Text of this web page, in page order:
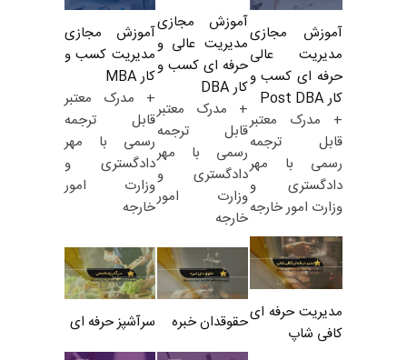
آموزش مجازی
مدیریت عالی
حرفه ای کسب و
کار Post DBA
+ مدرک معتبر
قابل ترجمه
رسمی با مهر
دادگستری و
وزارت امور خارجه
آموزش مجازی
مدیریت عالی و
حرفه ای کسب و
کار DBA
+ مدرک معتبر
قابل ترجمه
رسمی با مهر
دادگستری و
وزارت امور
خارجه
آموزش مجازی
مدیریت کسب و
کار MBA
+ مدرک معتبر
قابل ترجمه
رسمی با مهر
دادگستری و
وزارت امور
خارجه
مدیریت حرفه ای
کافی شاپ
حقوقدان خبره سرآشپز حرفه ای